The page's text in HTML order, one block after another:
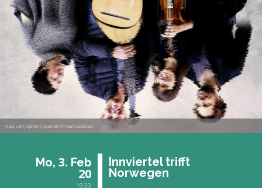
Maurseth-Opheim-Quartett © Paal Audestad
Mo, 3. Feb
20
19:30
Inn­vier­tel trifft
Nor­we­gen